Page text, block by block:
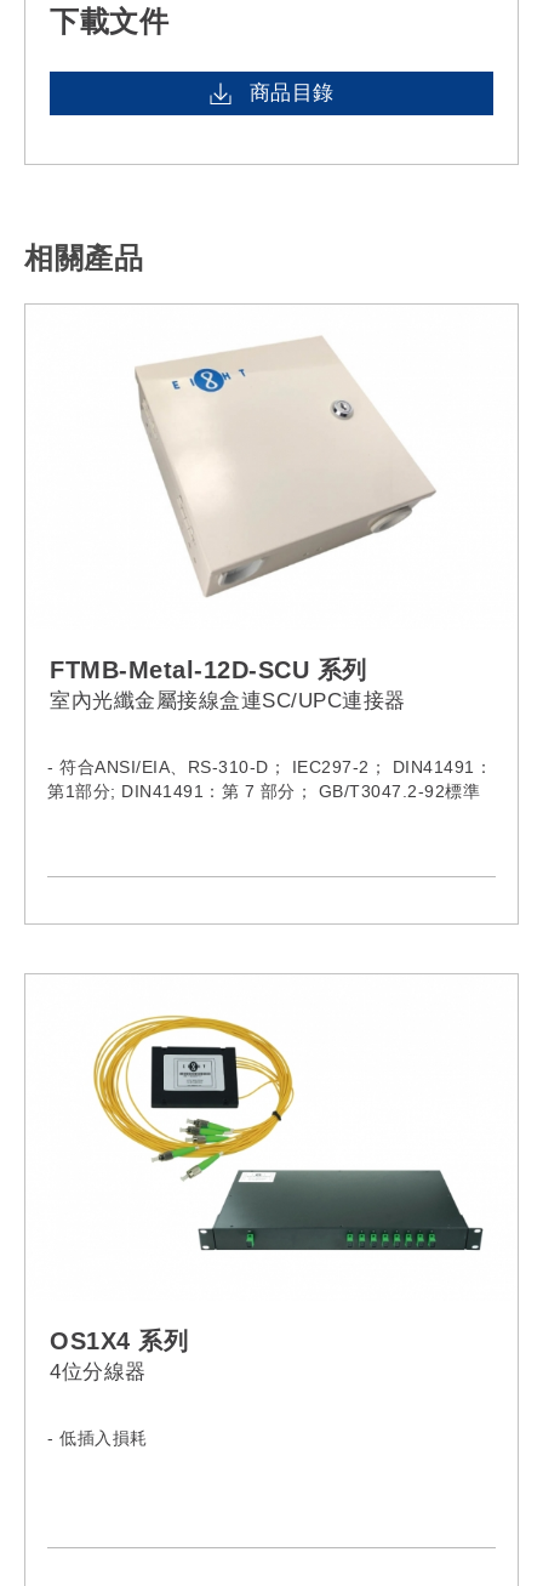
下載文件
商品目錄
相關產品
FTMB-Metal-12D-SCU 系列
室內光纖金屬接線盒連SC/UPC連接器
- 符合ANSI/EIA、RS-310-D； IEC297-2； DIN41491：
第1部分; DIN41491：第 7 部分； GB/T3047.2-92標準
OS1X4 系列
4位分線器
- 低插入損耗